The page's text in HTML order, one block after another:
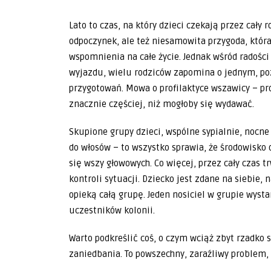
Lato to czas, na który dzieci czekają przez cały
odpoczynek, ale też niesamowita przygoda,
wspomnienia na całe życie. Jednak wśród
wyjazdu, wielu rodziców zapomina o jednym,
przygotowań. Mowa o profilaktyce wszawicy –
znacznie częściej, niż mogłoby się wydawać.
Skupione grupy dzieci, wspólne sypialnie,
do włosów – to wszystko sprawia, że
się wszy głowowych. Co więcej, przez cały
kontroli sytuacji. Dziecko jest zdane na siebie,
opieką całą grupę. Jeden nosiciel w grupie
uczestników kolonii.
Warto podkreślić coś, o czym wciąż zbyt
zaniedbania. To powszechny, zaraźliwy